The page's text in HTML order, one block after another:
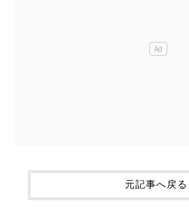
元記事へ戻る